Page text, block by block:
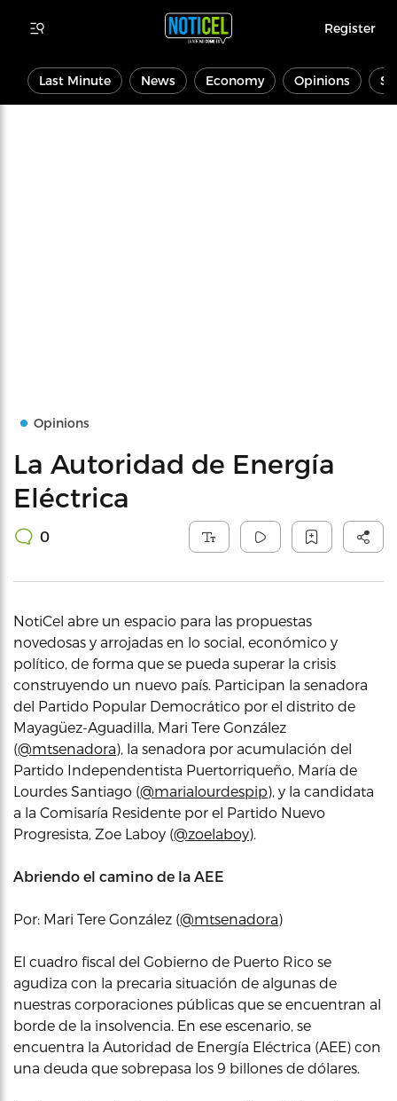
Register
Last Minute News Economy Opinions
Opinions
La Autoridad de Energía
Eléctrica
0
NotiCel abre un espacio para las propuestas
novedosas y arrojadas en lo social, económico y
político, de forma que se pueda superar la crisis
construyendo un nuevo país. Participan la senadora
del Partido Popular Democrático por el distrito de
Mayagüez-Aguadilla, Mari Tere González
(@mtsenadora), la senadora por acumulación del
Partido Independentista Puertorriqueño, María de
Lourdes Santiago (@marialourdespip), y la candidata
a la Comisaría Residente por el Partido Nuevo
Progresista, Zoe Laboy (@zoelaboy).
Abriendo el camino de la AEE
Por: Mari Tere González (@mtsenadora)
El cuadro fiscal del Gobierno de Puerto Rico se
agudiza con la precaria situación de algunas de
nuestras corporaciones públicas que se encuentran al
borde de la insolvencia. En ese escenario, se
encuentra la Autoridad de Energía Eléctrica (AEE) con
una deuda que sobrepasa los 9 billones de dólares.